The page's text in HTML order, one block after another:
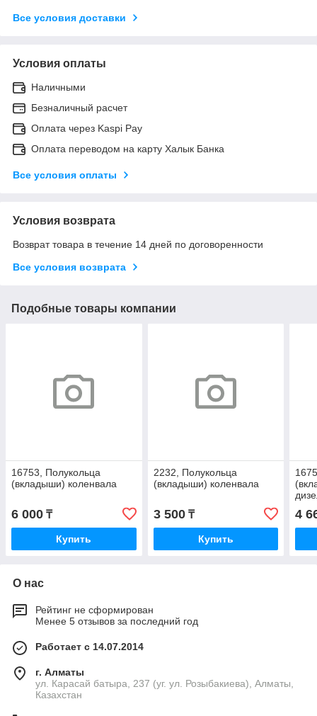
Все условия доставки
Условия оплаты
Наличными
Безналичный расчет
Оплата через Kaspi Pay
Оплата переводом на карту Халык Банка
Все условия оплаты
Условия возврата
Возврат товара в течение 14 дней по договоренности
Все условия возврата
Подобные товары компании
16753, Полукольца
(вкладыши) коленвала
6 000 ₸
Купить
2232, Полукольца
(вкладыши) коленвала
3 500₸
Купить
4
О нас
Рейтинг не сформирован
Менее 5 отзывов за последний год
Работает с 14.07.2014
г. Алматы
ул. Карасай батыра, 237 (уг. ул. Розыбакиева), Алматы,
Казахстан